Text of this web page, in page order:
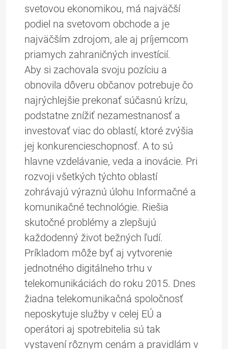
svetovou ekonomikou, má najväčší
podiel na svetovom obchode a je
najväčším zdrojom, ale aj príjemcom
priamych zahraničných investícií.
Aby si zachovala svoju pozíciu a
obnovila dôveru občanov potrebuje čo
najrýchlejšie prekonať súčasnú krízu,
podstatne znížiť nezamestnanosť a
investovať viac do oblastí, ktoré zvýšia
jej konkurencieschopnosť. A to sú
hlavne vzdelávanie, veda a inovácie. Pri
rozvoji všetkých týchto oblastí
zohrávajú výraznú úlohu Informačné a
komunikačné technológie. Riešia
skutočné problémy a zlepšujú
každodenný život bežných ľudí.
Príkladom môže byť aj vytvorenie
jednotného digitálneho trhu v
telekomunikáciách do roku 2015. Dnes
žiadna telekomunikačná spoločnosť
neposkytuje služby v celej EÚ a
operátori aj spotrebitelia sú tak
vystavení rôznym cenám a pravidlám v